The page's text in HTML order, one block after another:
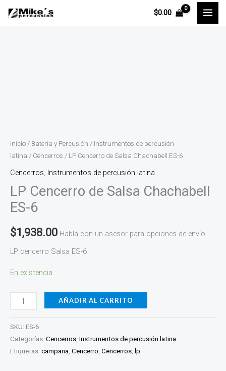
$0.00
Inicio / Batería y Percusión / Instrumentos de percusión
latina / Cencerros / LP Cencerro de Salsa Chachabell ES-6
Cencerros, Instrumentos de percusión latina
LP Cencerro de Salsa Chachabell
ES-6
$1,938.00 Habla con un asesor para opciones de envío
LP cencerro Salsa ES-6
En existencia
6
cantidad
AÑADIR AL CARRITO
SKU: ES-6
Categorías: Cencerros, Instrumentos de percusión latina
Etiquetas: campana, Cencerro, Cencerros, lp